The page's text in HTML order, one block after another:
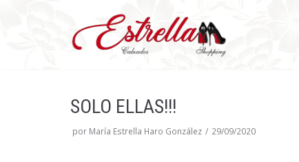
SOLO ELLAS!!!
por María Estrella Haro González 29/09/2020